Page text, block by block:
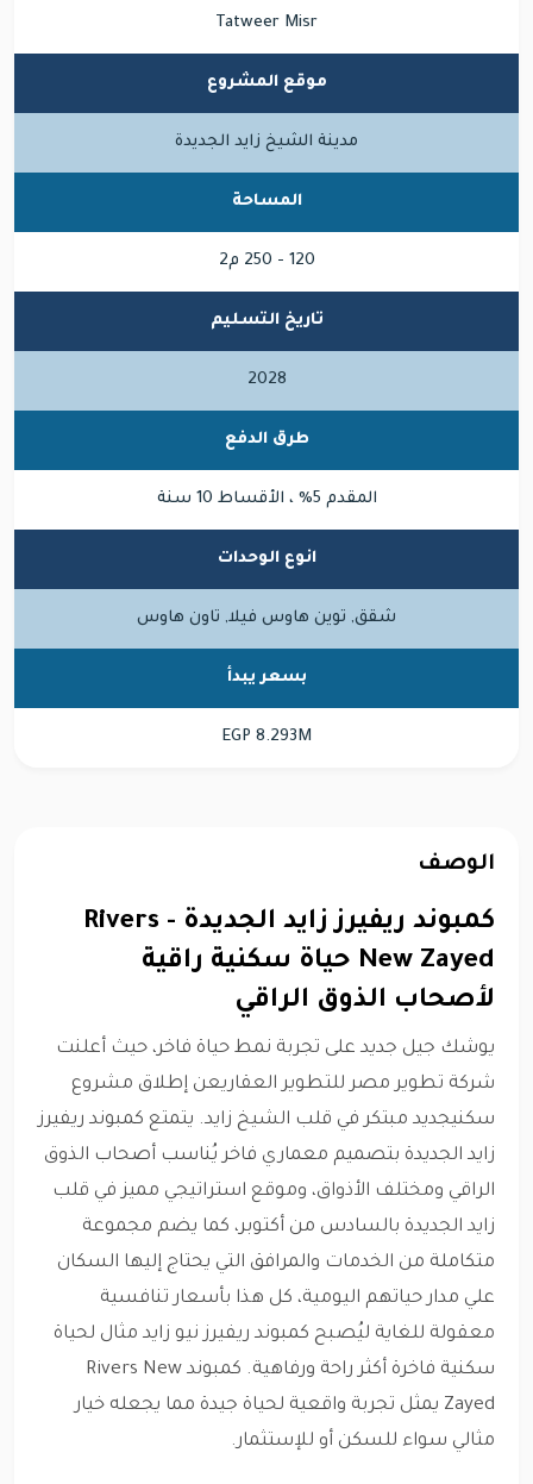
Tatweer Misr
موقع المشروع
مدينة الشيخ زايد الجديدة
المساحة
120 - 250 م2
تاريخ التسليم
2028
طرق الدفع
المقدم 5% ، الأقساط 10 سنة
انوع الوحدات
شقق, توين هاوس فيلا, تاون هاوس
بسعر يبدأ
EGP 8.293M
الوصف
كمبوند ريفيرز زايد الجديدة - Rivers
New Zayed حياة سكنية راقية
لأصحاب الذوق الراقي
يوشك جيل جديد على تجربة نمط حياة فاخر، حيث أعلنت
شركة تطوير مصر للتطوير العقاريعن إطلاق مشروع
سكنيجديد مبتكر في قلب الشيخ زايد. يتمتع كمبوند ريفيرز
زايد الجديدة بتصميم معماري فاخر يُناسب أصحاب الذوق
الراقي ومختلف الأذواق، وموقع استراتيجي مميز في قلب
زايد الجديدة بالسادس من أكتوبر، كما يضم مجموعة
متكاملة من الخدمات والمرافق التي يحتاج إليها السكان
علي مدار حياتهم اليومية، كل هذا بأسعار تنافسية
معقولة للغاية ليُصبح كمبوند ريفيرز نيو زايد مثال لحياة
سكنية فاخرة أكثر راحة ورفاهية. كمبوند Rivers New
Zayed يمثل تجربة واقعية لحياة جيدة مما يجعله خيار
مثالي سواء للسكن أو للإستثمار.